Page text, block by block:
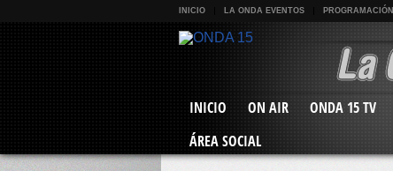
INICIO LA ONDA EVENTOS PROGRAMACIÓN
INICIO ON AIR ONDA 15 TV
ÁREA SOCIAL